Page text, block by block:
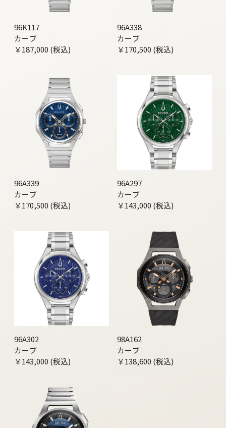
96K117
カーブ
￥187,000 (税込)
96A338
カーブ
￥170,500 (税込)
96A339
カーブ
￥170,500 (税込)
96A297
カーブ
￥143,000 (税込)
96A302
カーブ
￥143,000 (税込)
98A162
カーブ
￥138,600 (税込)